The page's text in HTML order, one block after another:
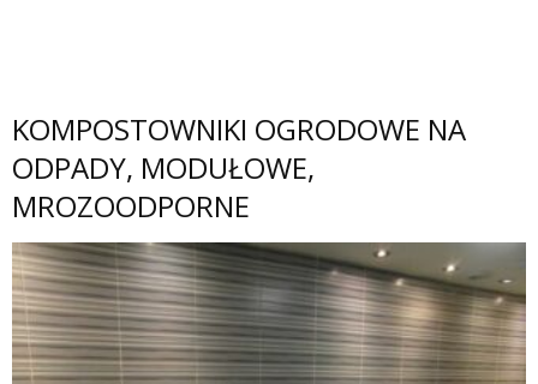
KOMPOSTOWNIKI OGRODOWE NA
ODPADY, MODUŁOWE,
MROZOODPORNE